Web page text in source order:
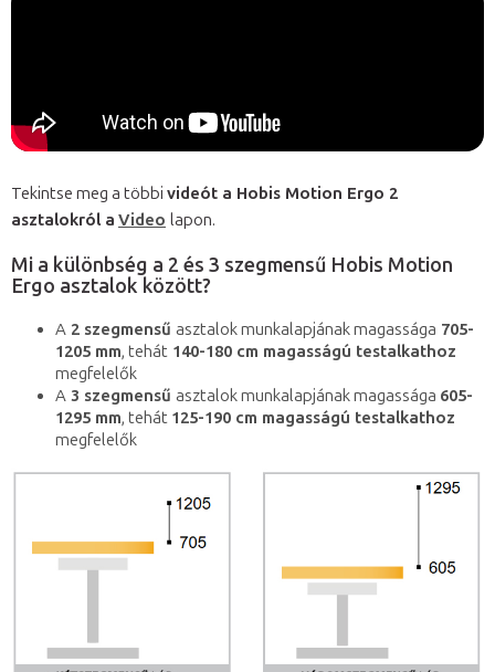
Tekintse meg a többi videót a Hobis Motion Ergo 2
asztalokról a Video lapon.
Mi a különbség a 2 és 3 szegmensű Hobis Motion
Ergo asztalok között?
A 2 szegmensű asztalok munkalapjának magassága 705-
1205 mm, tehát 140-180 cm magasságú testalkathoz
megfelelők
A 3 szegmensű asztalok munkalapjának magassága 605-
1295 mm, tehát 125-190 cm magasságú testalkathoz
megfelelők